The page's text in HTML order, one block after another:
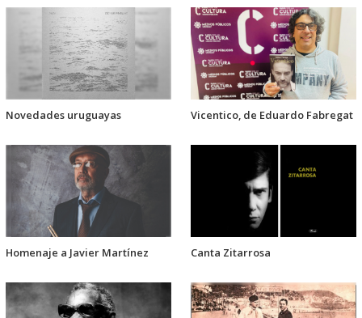
Novedades uruguayas Vicentico, de Eduardo Fabregat
Homenaje a Javier Martínez Canta Zitarrosa